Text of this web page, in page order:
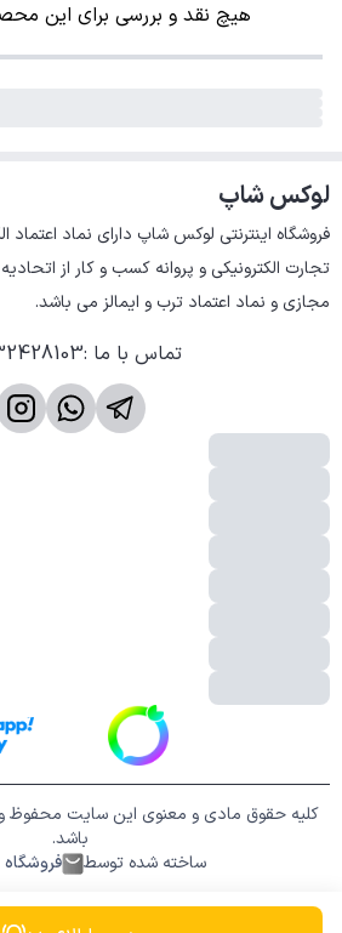
هیچ نقد و بررسی برای این
لوکس شاپ
مجازی و نماد اعتماد ترب و ایمالز می باشد.
تماس با ما :
کلیه حقوق مادی و معنوی این سایت
باشد.
ساخته شده توسط